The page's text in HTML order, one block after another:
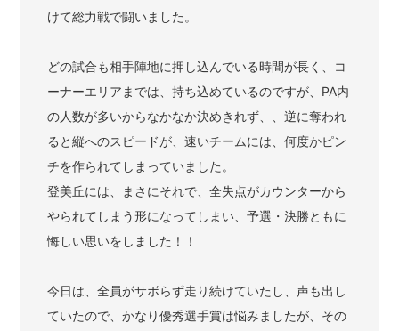
けて総力戦で闘いました。
どの試合も相手陣地に押し込んでいる時間が長く、コ
ーナーエリアまでは、持ち込めているのですが、PA内
の人数が多いからなかなか決めきれず、、逆に奪われ
ると縦へのスピードが、速いチームには、何度かピン
チを作られてしまっていました。
登美丘には、まさにそれで、全失点がカウンターから
やられてしまう形になってしまい、予選・決勝ともに
悔しい思いをしました！！
今日は、全員がサボらず走り続けていたし、声も出し
ていたので、かなり優秀選手賞は悩みましたが、その